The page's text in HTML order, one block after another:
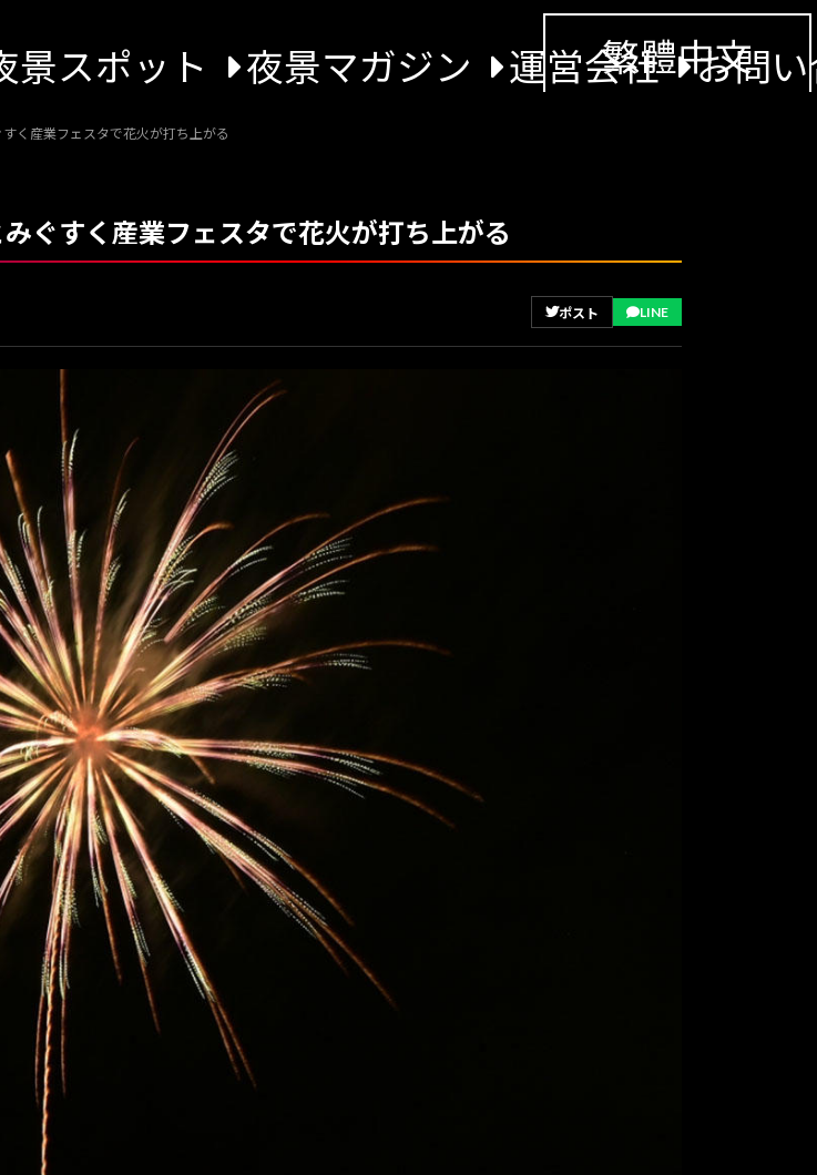
景スポット 夜景マガジン 運営会社 お問
繁體中文
く産業フェスタで花火が打ち上がる
ぐすく産業フェスタで花火が打ち上がる
ポスト LINE